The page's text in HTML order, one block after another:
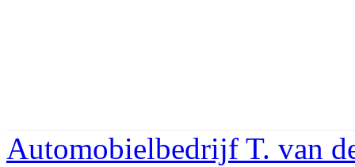
Automobielbedrijf T. van